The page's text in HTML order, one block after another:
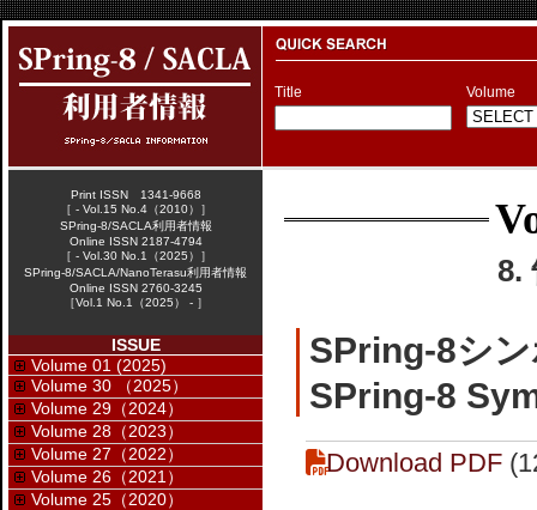
Title Volume
8.
SPring-8シ
SPring-8
Download PDF
Print ISSN 1341-9668
［ - Vol.15 No.4（2010）］
SPring-8/SACLA利用者情報
Online ISSN 2187-4794
［ - Vol.30 No.1（2025）］
SPring-8/SACLA/NanoTerasu利用者情報
Online ISSN 2760-3245
［Vol.1 No.1（2025） - ］
ISSUE
Volume 01 (2025)
Volume 30 （2025）
Volume 29（2024）
Volume 28（2023）
Volume 27（2022）
Volume 26（2021）
Volume 25（2020）